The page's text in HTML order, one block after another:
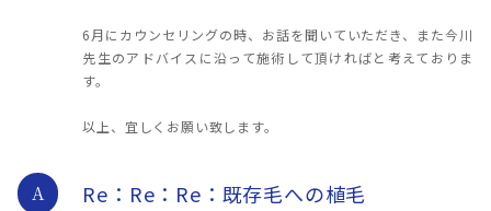
6月にカウンセリングの時、お話を聞いていただき、また今川
先生のアドバイスに沿って施術して頂ければと考えておりま
す。
以上、宜しくお願い致します。
A Re：Re：Re：既存毛への植毛